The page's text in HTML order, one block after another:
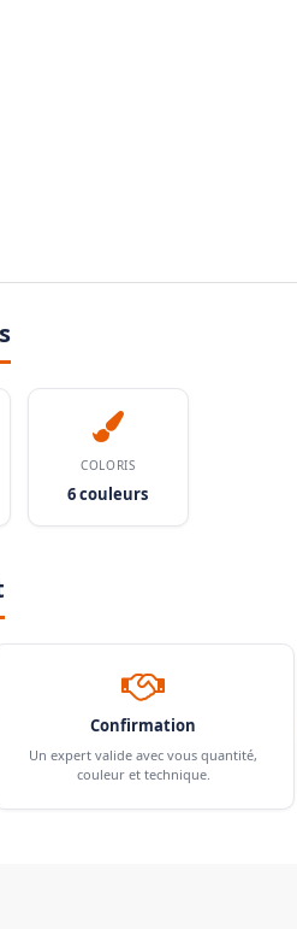
COLORIS
6 couleurs
Confirmation
Un expert valide avec vous quantité,
couleur et technique.